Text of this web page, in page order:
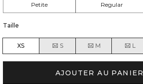
Petite Regular
Taille
XS S M L
AJOUTER AU PANIER